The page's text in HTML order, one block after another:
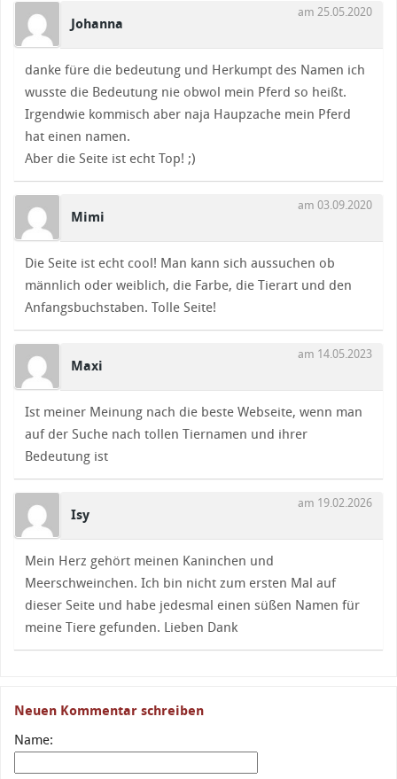
Johanna
am 25.05.2020
danke füre die bedeutung und Herkumpt des Namen ich
wusste die Bedeutung nie obwol mein Pferd so heißt.
Irgendwie kommisch aber naja Haupzache mein Pferd
hat einen namen.
Aber die Seite ist echt Top! ;)
Mimi
am 03.09.2020
Die Seite ist echt cool! Man kann sich aussuchen ob
männlich oder weiblich, die Farbe, die Tierart und den
Anfangsbuchstaben. Tolle Seite!
Maxi
am 14.05.2023
Ist meiner Meinung nach die beste Webseite, wenn man
auf der Suche nach tollen Tiernamen und ihrer
Bedeutung ist
Isy
am 19.02.2026
Mein Herz gehört meinen Kaninchen und
Meerschweinchen. Ich bin nicht zum ersten Mal auf
dieser Seite und habe jedesmal einen süßen Namen für
meine Tiere gefunden. Lieben Dank
Neuen Kommentar schreiben
Name: